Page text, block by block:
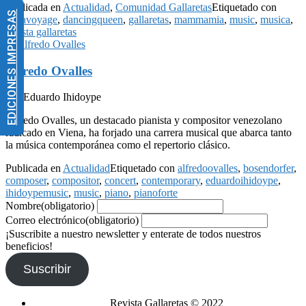
Publicada en Actualidad, Comunidad GallaretasEtiquetado con
abbavoyage, dancingqueen, gallaretas, mammamia, music, musica,
revista gallaretas
Alfredo Ovalles
Por Eduardo Ihidoype
Alfredo Ovalles, un destacado pianista y compositor venezolano
radicado en Viena, ha forjado una carrera musical que abarca tanto
la música contemporánea como el repertorio clásico.
Publicada en ActualidadEtiquetado con alfredoovalles, bosendorfer,
composer, compositor, concert, contemporary, eduardoihidoype,
ihidoypemusic, music, piano, pianoforte
Nombre(obligatorio)
Correo electrónico(obligatorio)
¡Suscribite a nuestro newsletter y enterate de todos nuestros
beneficios!
Suscribir
Revista Gallaretas © 2022
EDICIONES IMPRESAS